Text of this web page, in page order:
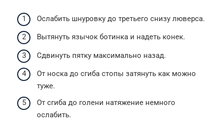
Ослабить шнуровку до третьего снизу люверса.
Вытянуть язычок ботинка и надеть конек.
Сдвинуть пятку максимально назад.
От носка до сгиба стопы затянуть как можно
туже.
От сгиба до голени натяжение немного
ослабить.